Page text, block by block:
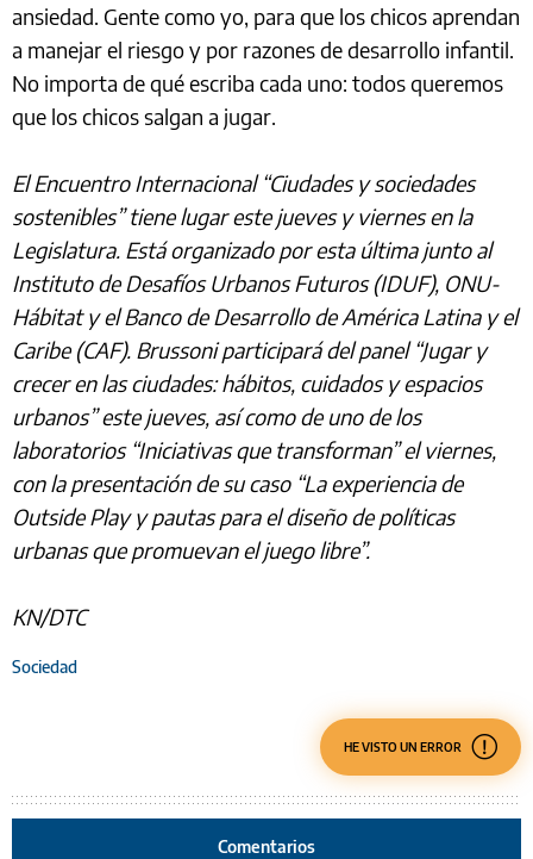
ansiedad. Gente como yo, para que los chicos aprendan
a manejar el riesgo y por razones de desarrollo infantil.
No importa de qué escriba cada uno: todos queremos
que los chicos salgan a jugar.
El Encuentro Internacional “Ciudades y sociedades
sostenibles” tiene lugar este jueves y viernes en la
Legislatura. Está organizado por esta última junto al
Instituto de Desafíos Urbanos Futuros (IDUF), ONU-
Hábitat y el Banco de Desarrollo de América Latina y el
Caribe (CAF). Brussoni participará del panel “Jugar y
crecer en las ciudades: hábitos, cuidados y espacios
urbanos” este jueves, así como de uno de los
laboratorios “Iniciativas que transforman” el viernes,
con la presentación de su caso “La experiencia de
Outside Play y pautas para el diseño de políticas
urbanas que promuevan el juego libre”.
KN/DTC
Sociedad
HE VISTO UN ERROR
Comentarios